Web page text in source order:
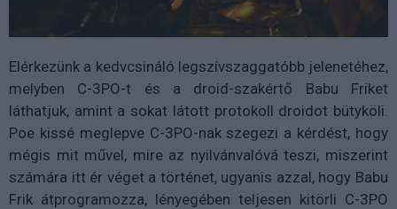
Elérkezünk a kedvcsináló legszívszaggatóbb jelenetéhez,
melyben C-3PO-t és a droid-szakértő Babu Friket
láthatjuk, amint a sokat látott protokoll droidot bütyköli.
Poe kissé meglepve C-3PO-nak szegezi a kérdést, hogy
mégis mit művel, mire az nyilvánvalóvá teszi, miszerint
számára itt ér véget a történet, ugyanis azzal, hogy Babu
Frik átprogramozza, lényegében teljesen kitörli C-3PO